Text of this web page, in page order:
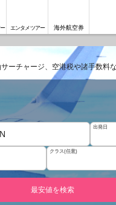
エンタメツアー 海外航空券
ーチャージ、空港税や諸手数料
出発日
クラス(任意)
最安値を検索